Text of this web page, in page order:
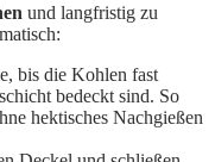
und langfristig zu
bis die Kohlen fast
bedeckt sind. So
hektisches Nachgießen